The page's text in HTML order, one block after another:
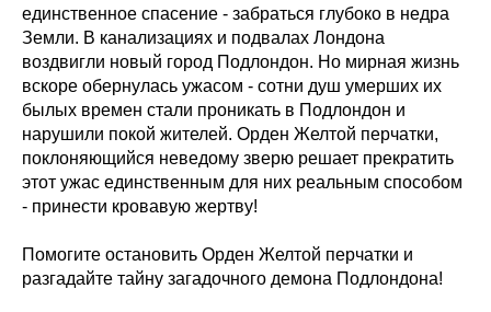
единственное спасение - забраться глубоко в недра
Земли. В канализациях и подвалах Лондона
воздвигли новый город Подлондон. Но мирная жизнь
вскоре обернулась ужасом - сотни душ умерших их
былых времен стали проникать в Подлондон и
нарушили покой жителей. Орден Желтой перчатки,
поклоняющийся неведому зверю решает прекратить
этот ужас единственным для них реальным способом
- принести кровавую жертву!
Помогите остановить Орден Желтой перчатки и
разгадайте тайну загадочного демона Подлондона!